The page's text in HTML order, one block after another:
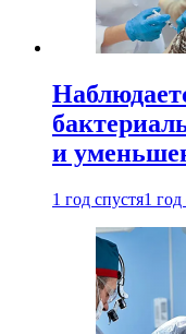
и
1 год спустя1 год